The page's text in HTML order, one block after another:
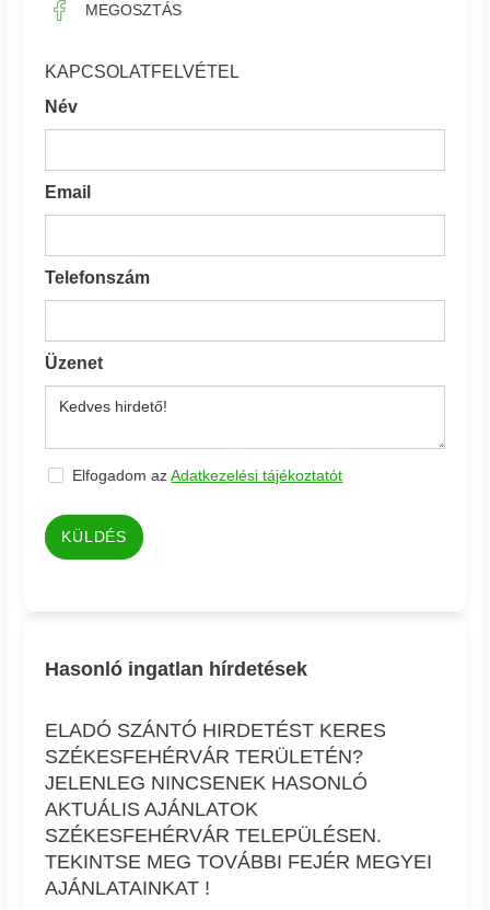
MEGOSZTÁS
KAPCSOLATFELVÉTEL
Név
Email
Telefonszám
Üzenet
Elfogadom azAdatkezelési tájékoztatót
KÜLDÉS
Hasonló ingatlan hírdetések
ELADÓ SZÁNTÓ HIRDETÉST KERES
SZÉKESFEHÉRVÁR TERÜLETÉN?
JELENLEG NINCSENEK HASONLÓ
AKTUÁLIS AJÁNLATOK
SZÉKESFEHÉRVÁR TELEPÜLÉSEN.
TEKINTSE MEG TOVÁBBI FEJÉR MEGYEI
AJÁNLATAINKAT !